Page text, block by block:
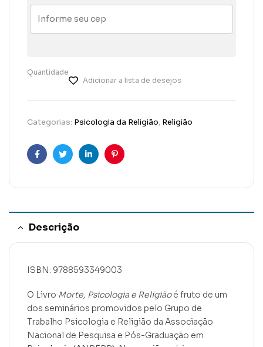
Quantidade
Adicionar a lista de desejos
Categorias: Psicologia da Religião, Religião
FacebookTwitterLinkedinPinterest
Descrição
ISBN: 9788593349003
O Livro Morte, Psicologia e Religiãoé fruto de um
dos seminários promovidos pelo Grupo de
Trabalho Psicologia e Religião da Associação
Nacional de Pesquisa e Pós-Graduação em